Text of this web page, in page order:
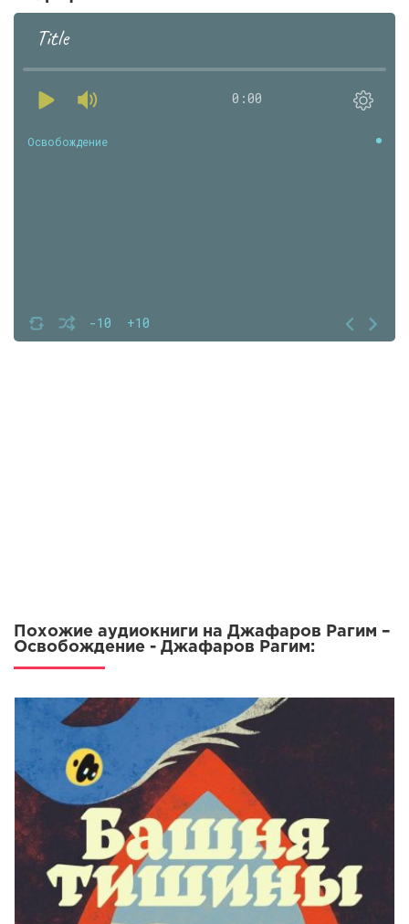
Title
0:00
-10 +10
Освобождение
Похожие аудиокниги на Джафаров Рагим –
Освобождение - Джафаров Рагим: